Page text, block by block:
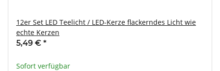
12er Set LED Teelicht / LED-Kerze flackerndes Licht wie
echte Kerzen
5,49 € *
Sofort verfügbar